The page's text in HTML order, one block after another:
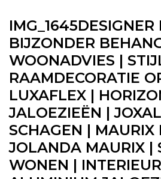
IMG_1645DESIGNER
BIJZONDER
WOONADVIES |
RAAMDECORATIE
LUXAFLEX |
JALOEZIEËN |
SCHAGEN | MAURIX
JOLANDA MAURIX |
WONEN |